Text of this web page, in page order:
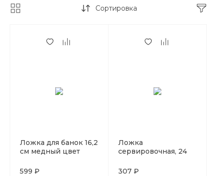
Сортировка
Ложка для банок 16,2
см медный цвет
Proff Coffee
599 ₽
Ложка
сервировочная, 24
307 ₽